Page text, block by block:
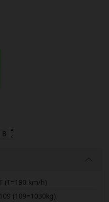
(T=190 km/h)
109 (109=1030kg)